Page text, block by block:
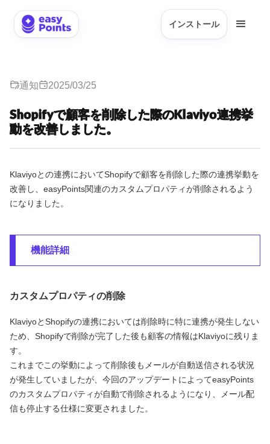
インストール
通知 2025/03/25
Shopifyで顧客を削除した際のKlaviyo連携挙
動を改善しました。
Klaviyoとの連携においてShopifyで顧客を削除した際の連携挙動を
改善し、easyPoints関連のカスタムプロパティが削除されるよう
になりました。
機能詳細
カスタムプロパティの削除
KlaviyoとShopifyの連携においては削除時に特に連携が発生しない
ため、Shopifyで削除が完了した後も顧客の情報はKlaviyoに残りま
す。
これまでこの挙動によって削除後もメールが自動送信される状況
が発生していましたが、今回のアップデートによってeasyPoints
のカスタムプロパティが自動で削除されるようになり、メール配
信も停止する仕様に変更されました。